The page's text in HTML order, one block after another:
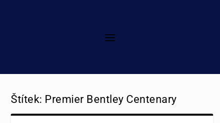
Štítek: Premier Bentley Centenary